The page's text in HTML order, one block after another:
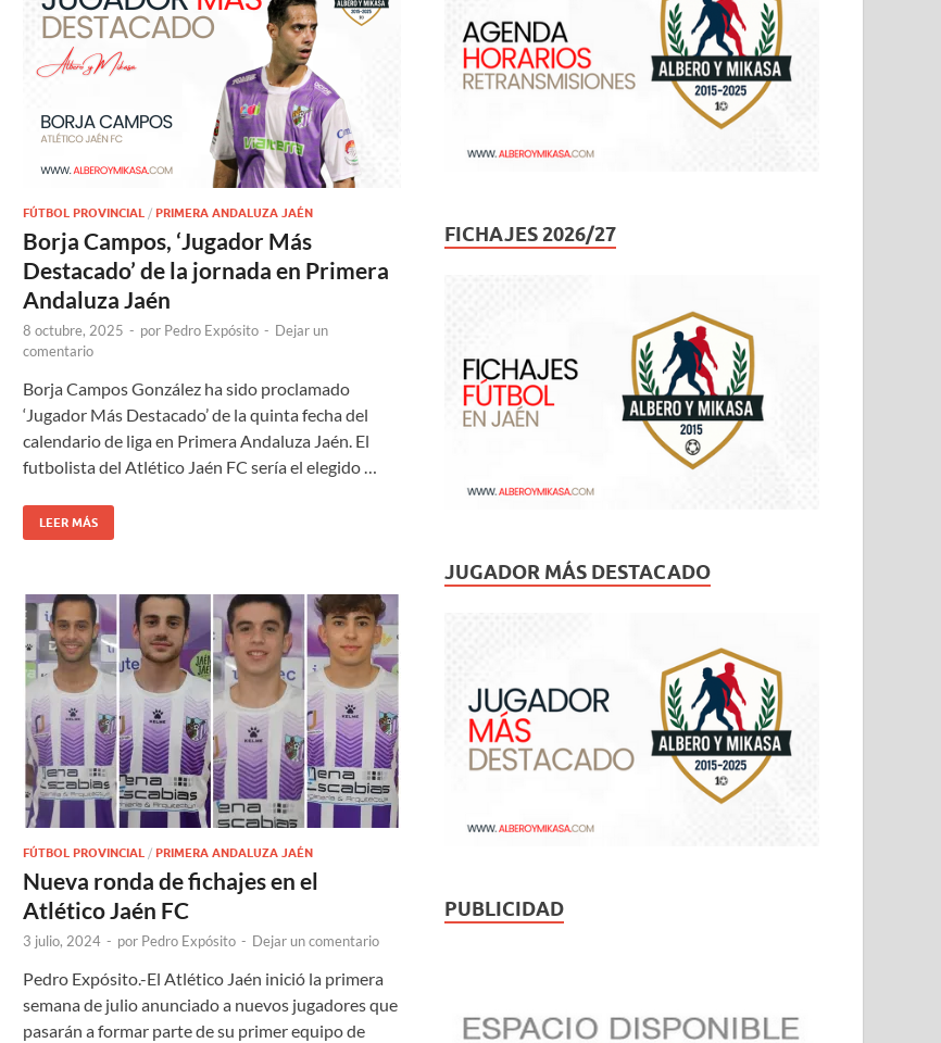
FÚTBOL PROVINCIAL / PRIMERA ANDALUZA JAÉN
Borja Campos, ‘Jugador Más
Destacado’ de la jornada en Primera
Andaluza Jaén
8 octubre, 2025 - por Pedro Expósito - Dejar un
comentario
Borja Campos González ha sido proclamado
‘Jugador Más Destacado’ de la quinta fecha del
calendario de liga en Primera Andaluza Jaén. El
futbolista del Atlético Jaén FC sería el elegido …
LEER MÁS
FÚTBOL PROVINCIAL / PRIMERA ANDALUZA JAÉN
Nueva ronda de fichajes en el
Atlético Jaén FC
3 julio, 2024 - por Pedro Expósito - Dejar un comentario
Pedro Expósito.-El Atlético Jaén inició la primera
semana de julio anunciado a nuevos jugadores que
pasarán a formar parte de su primer equipo de
FICHAJES 2026/27
JUGADOR MÁS DESTACADO
PUBLICIDAD